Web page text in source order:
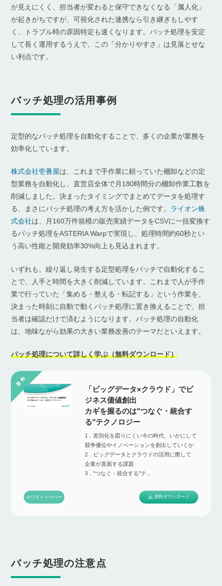
が見えにくく、担当者が変わると保守できなくなる「属人化」
が起きがちですが、可視化された連携なら引き継ぎもしやす
く、トラブル時の原因特定も速くなります。バッチ処理を安定
して長く運用するうえで、この「分かりやすさ」は見落とせな
い利点です。
バッチ処理の活用事例
定型的なバッチ処理を自動化することで、多くの企業が業務を
効率化しています。
株式会社壱番屋は、これまで手作業に頼っていた棚卸などの定
型業務を自動化し、直営店全体で月180時間分の棚卸作業工数を
削減しました。決まったタイミングでまとめてデータを処理す
る、まさにバッチ処理の考え方を活かした例です。 ライオン株
式会社は、月160万件規模の販売実績データをCSVに一括変換す
るバッチ処理をASTERIA Warpで実現し、処理時間約60秒とい
う高い性能と開発効率30%向上も見込まれます。
いずれも、繰り返し発生する定型処理をバッチで自動化するこ
とで、人手と時間を大きく削減しています。これまで人が手作
業で行っていた「集める・整える・転記する」という作業を、
決まった時刻に自動で動くバッチ処理に置き換えることで、担
当者は確認だけで済むようになります。バッチ処理の自動化
は、地味ながら効果の大きい業務改善のテーマだといえます。
バッチ処理について詳しく学ぶ（無料ダウンロード）
「ビッグデータ×クラウド」でビ
ジネス価値創出
カギを握るのは"つなぐ・統合す
る"テクノロジー
1．差別化を図りにくい今の時代、いかにして
競争優位やイノベーションを創出していくか
2．ビッグデータとクラウドの活用に際して
企業が直面する課題
3．"つなぐ・統合する"テ...
ホワイトペーパー 資料ダウンロード
バッチ処理の注意点